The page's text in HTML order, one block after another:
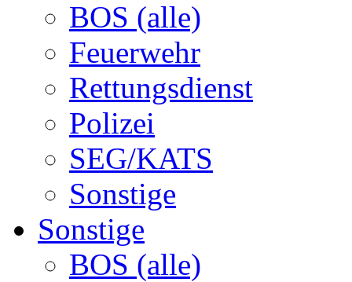
BOS (alle)
Feuerwehr
Rettungsdienst
Polizei
SEG/KATS
Sonstige
Sonstige
BOS (alle)